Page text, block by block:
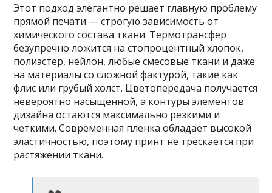
Этот подход элегантно решает главную проблему
прямой печати — строгую зависимость от
химического состава ткани. Термотрансфер
безупречно ложится на стопроцентный хлопок,
полиэстер, нейлон, любые смесовые ткани и даже
на материалы со сложной фактурой, такие как
флис или грубый холст. Цветопередача получается
невероятно насыщенной, а контуры элементов
дизайна остаются максимально резкими и
четкими. Современная пленка обладает высокой
эластичностью, поэтому принт не трескается при
растяжении ткани.